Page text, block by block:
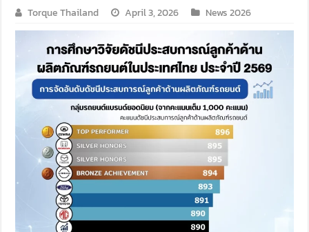
Torque Thailand April 3, 2026 News 2026